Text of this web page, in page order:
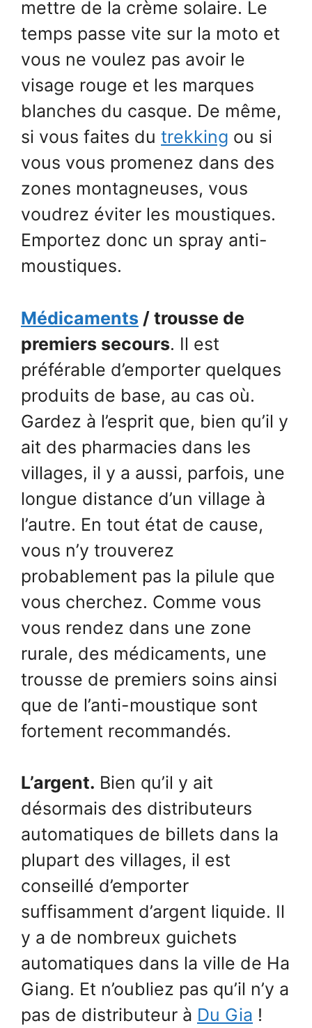
mettre de la crème solaire. Le
temps passe vite sur la moto et
vous ne voulez pas avoir le
visage rouge et les marques
blanches du casque. De même,
si vous faites du trekking ou si
vous vous promenez dans des
zones montagneuses, vous
voudrez éviter les moustiques.
Emportez donc un spray anti-
moustiques.
Médicaments / trousse de
premiers secours. Il est
préférable d’emporter quelques
produits de base, au cas où.
Gardez à l’esprit que, bien qu’il y
ait des pharmacies dans les
villages, il y a aussi, parfois, une
longue distance d’un village à
l’autre. En tout état de cause,
vous n’y trouverez
probablement pas la pilule que
vous cherchez. Comme vous
vous rendez dans une zone
rurale, des médicaments, une
trousse de premiers soins ainsi
que de l’anti-moustique sont
fortement recommandés.
L’argent. Bien qu’il y ait
désormais des distributeurs
automatiques de billets dans la
plupart des villages, il est
conseillé d’emporter
suffisamment d’argent liquide. Il
y a de nombreux guichets
automatiques dans la ville de Ha
Giang. Et n’oubliez pas qu’il n’y a
pas de distributeur à Du Gia !